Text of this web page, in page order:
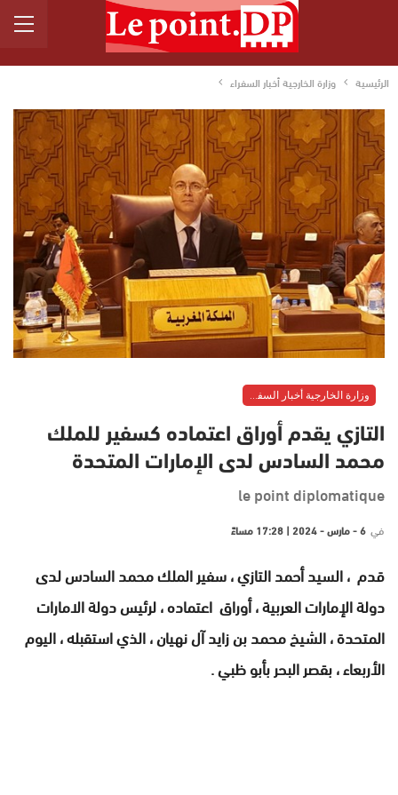
الرئيسية وزارة الخارجية أخبار السفراء
التازي يقدم أوراق اعتماده كسفير للملك
محمد السادس لدى الإمارات المتحدة
le point diplomatique
في 6 - مارس - 2024 | 17:28 مساءً
قدم ، السيد أحمد التازي ، سفير الملك محمد السادس لدى
دولة الإمارات العربية ، أوراق اعتماده ، لرئيس دولة الامارات
المتحدة ، الشيخ محمد بن زايد آل نهيان ، الذي استقبله ، اليوم
الأربعاء ، بقصر البحر بأبو ظبي .